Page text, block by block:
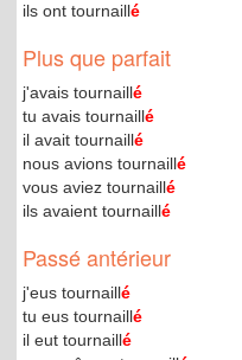
ils ont tournaillé
Plus que parfait
j'avais tournaillé
tu avais tournaillé
il avait tournaillé
nous avions tournaillé
vous aviez tournaillé
ils avaient tournaillé
Passé antérieur
j'eus tournaillé
tu eus tournaillé
il eut tournaillé